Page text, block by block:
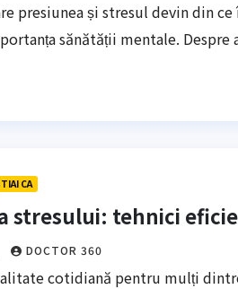
presiunea și stresul devin din
sănătății mentale.
CA
stresului: tehnici
DOCTOR 360
cotidiană pentru mulți